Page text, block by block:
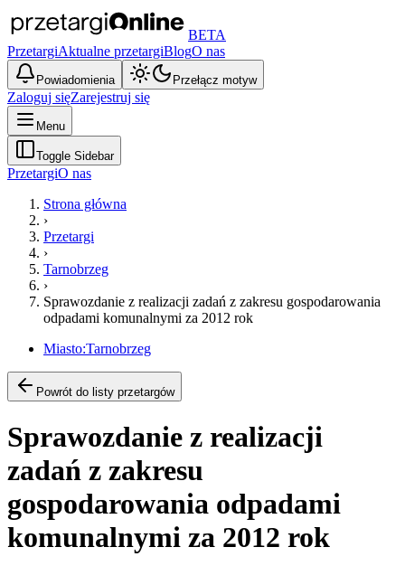
BETA
PrzetargiAktualne przetargiBlogO nas
Powiadomienia Przełącz motyw
Zaloguj sięZarejestruj się
Menu
Toggle Sidebar
PrzetargiO nas
Strona główna
›
Przetargi
›
Tarnobrzeg
›
Sprawozdanie z realizacji zadań z zakresu gospodarowania
odpadami komunalnymi za 2012 rok
Miasto:Tarnobrzeg
Powrót do listy przetargów
Sprawozdanie z realizacji
zadań z zakresu
gospodarowania odpadami
komunalnymi za 2012 rok